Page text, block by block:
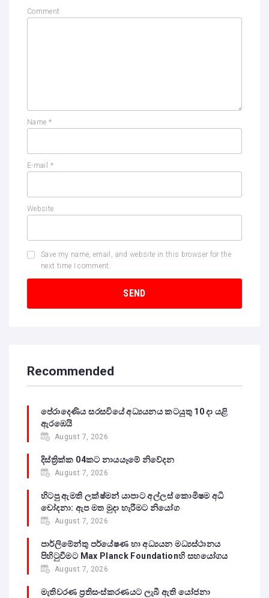
Comment
Name *
E-mail *
Website
Save my name, email, and website in this browser for the
next time I comment.
Recommended
පේරාදෙණිය සරසවියේ අධ්‍යයනය කටයුතු 10 දා යළි
ඇරඹෙයි
August 7, 2026
දිස්ත්‍රික්ක 04කට නායයෑමේ නිවේදන
August 7, 2026
හිටපු ඇමති ලක්ෂ්මන් යාපාට අල්ලස් කොමිෂම අධි
චෝදනා: ඇප මත මුදා හැරීමට නියෝග
August 7, 2026
පාර්ලිමේන්තු පර්යේෂණ හා අධ්‍යයන මධ්‍යස්ථානය
පිහිටුවීමට Max Planck Foundationහි සහයෝගය
August 7, 2026
මැතිවරණ ප්‍රතිසංස්කරණයට ලැබී ඇති යෝජනා